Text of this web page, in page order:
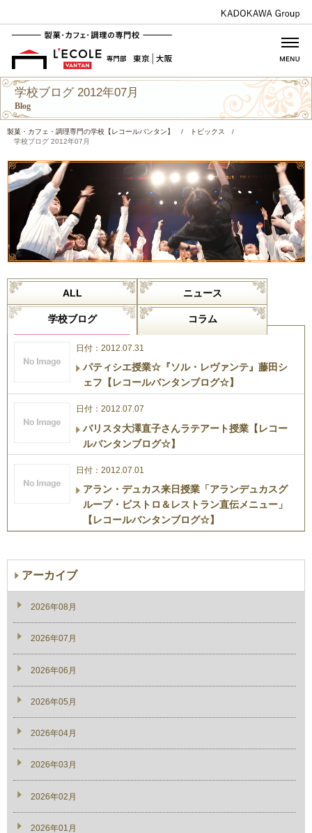
学校ブログ 2012年07月
Blog
製菓・カフェ・調理専門の学校【レコールバンタン】 / トピックス
/
学校ブログ 2012年07月
ALL ニュース
学校ブログ コラム
日付：2012.07.31
パティシエ授業☆『ソル・レヴァンテ』藤田シ
ェフ【レコールバンタンブログ☆】
日付：2012.07.07
バリスタ大澤直子さんラテアート授業【レコー
ルバンタンブログ☆】
日付：2012.07.01
アラン・デュカス来日授業「アランデュカスグ
ループ・ビストロ＆レストラン直伝メニュー」
【レコールバンタンブログ☆】
アーカイブ
2026年08月
2026年07月
2026年06月
2026年05月
2026年04月
2026年03月
2026年02月
2026年01月